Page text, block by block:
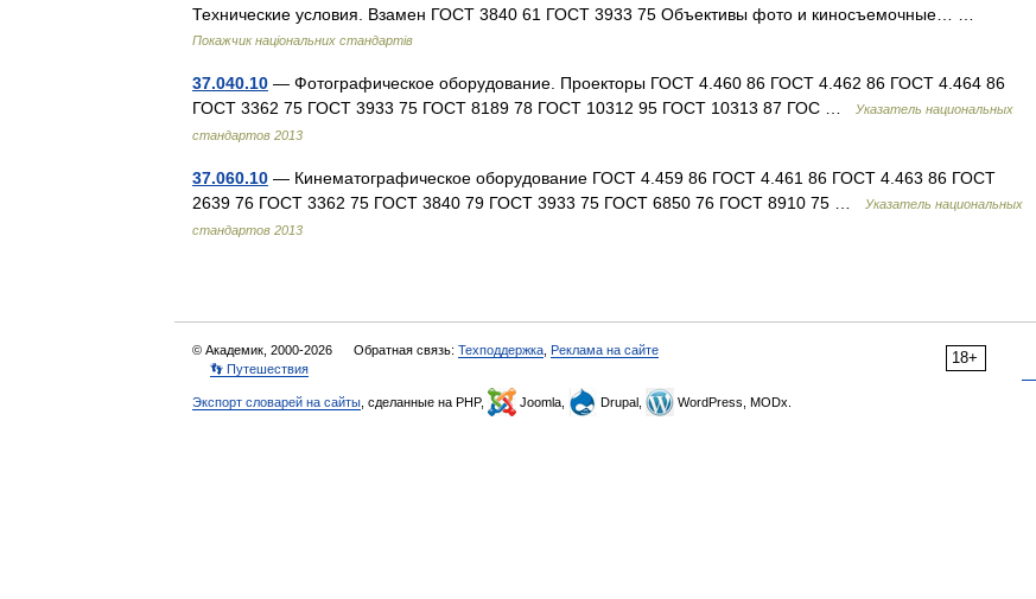
Технические условия. Взамен ГОСТ 3840 61 ГОСТ 3933 75 Объективы фото и киносъемочные… …
Покажчик національних стандартів
37.040.10 — Фотографическое оборудование. Проекторы ГОСТ 4.460 86 ГОСТ 4.462 86 ГОСТ 4.464 86
ГОСТ 3362 75 ГОСТ 3933 75 ГОСТ 8189 78 ГОСТ 10312 95 ГОСТ 10313 87 ГОС …
Указатель национальных
стандартов 2013
37.060.10 — Кинематографическое оборудование ГОСТ 4.459 86 ГОСТ 4.461 86 ГОСТ 4.463 86 ГОСТ
2639 76 ГОСТ 3362 75 ГОСТ 3840 79 ГОСТ 3933 75 ГОСТ 6850 76 ГОСТ 8910 75 …
Указатель национальных
стандартов 2013
18+
© Академик, 2000-2026 Обратная связь: Техподдержка Реклама на сайте
👣 Путешествия
Экспорт словарей на сайты , сделанные на PHP, Joomla, Drupal, WordPress, MODx.